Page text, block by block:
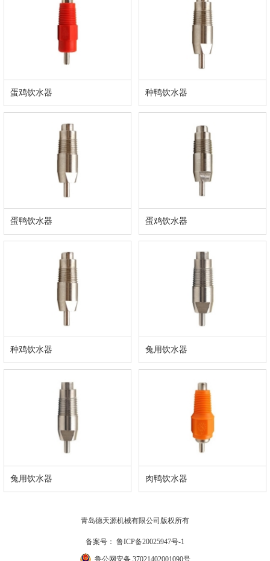
蛋鸡饮水器 种鸭饮水器
蛋鸭饮水器 蛋鸡饮水器
种鸡饮水器 兔用饮水器
兔用饮水器 肉鸭饮水器
青岛德天源机械有限公司版权所有
备案号： 鲁ICP备20025947号-1
鲁公网安备 37021402001090号